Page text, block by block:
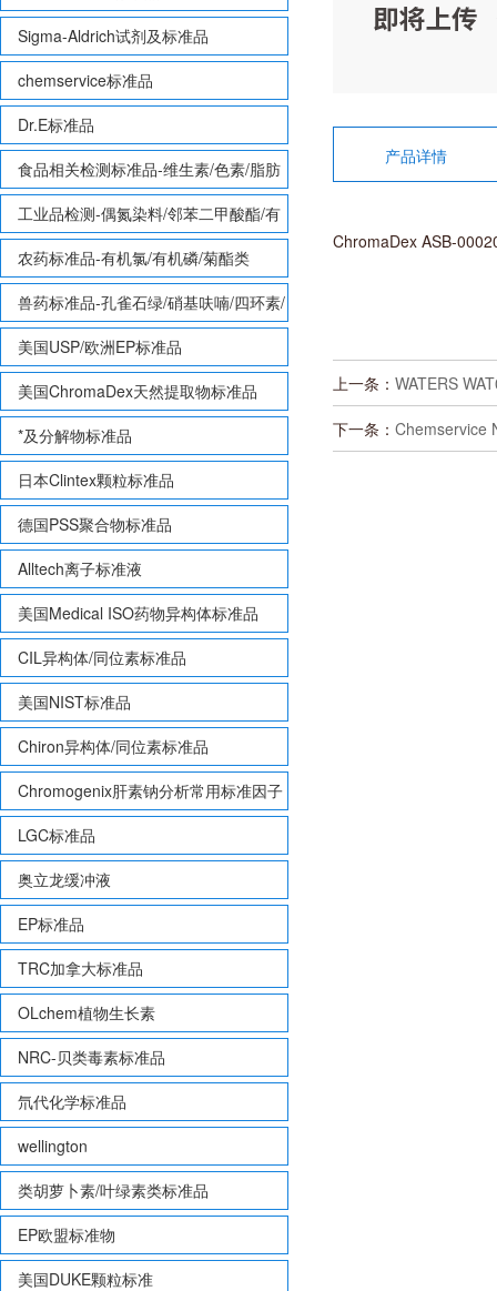
Sigma-Aldrich试剂及标准品
chemservice标准品
Dr.E标准品
食品相关检测标准品-维生素/色素/脂肪
酸甲酯等
工业品检测-偶氮染料/邻苯二甲酸酯/有
机锡/多溴联苯/多溴联苯醚/多氯联苯
农药标准品-有机氯/有机磷/菊酯类
兽药标准品-孔雀石绿/硝基呋喃/四环素/
磺胺等
美国USP/欧洲EP标准品
美国ChromaDex天然提取物标准品
*及分解物标准品
日本Clintex颗粒标准品
德国PSS聚合物标准品
Alltech离子标准液
美国Medical ISO药物异构体标准品
CIL异构体/同位素标准品
美国NIST标准品
Chiron异构体/同位素标准品
Chromogenix肝素钠分析常用标准因子
LGC标准品
奥立龙缓冲液
EP标准品
TRC加拿大标准品
OLchem植物生长素
NRC-贝类毒素标准品
氘代化学标准品
wellington
类胡萝卜素/叶绿素类标准品
EP欧盟标准物
美国DUKE颗粒标准
产品详情
ChromaDex ASB-
上一条： WATERS
下一条： Chemservice